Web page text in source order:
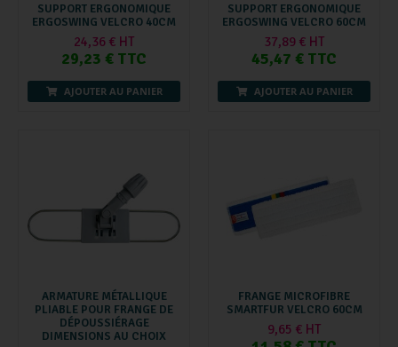
SUPPORT ERGONOMIQUE
ERGOSWING VELCRO 40CM
24,36 € HT
29,23 € TTC
AJOUTER AU PANIER
SUPPORT ERGONOMIQUE
ERGOSWING VELCRO 60CM
37,89 € HT
45,47 € TTC
AJOUTER AU PANIER
ARMATURE MÉTALLIQUE
PLIABLE POUR FRANGE DE
DÉPOUSSIÉRAGE
DIMENSIONS AU CHOIX
FRANGE MICROFIBRE
SMARTFUR VELCRO 60CM
9,65 € HT